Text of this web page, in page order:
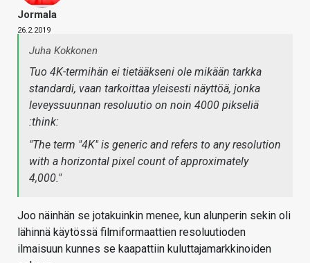
Jormala
26.2.2019
Juha Kokkonen
Tuo 4K-termihän ei tietääkseni ole mikään tarkka
standardi, vaan tarkoittaa yleisesti näyttöä, jonka
leveyssuunnan resoluutio on noin 4000 pikseliä
:think:
"The term "4K" is generic and refers to any resolution
with a horizontal pixel count of approximately
4,000."
Joo näinhän se jotakuinkin menee, kun alunperin sekin oli
lähinnä käytössä filmiformaattien resoluutioden
ilmaisuun kunnes se kaapattiin kuluttajamarkkinoiden